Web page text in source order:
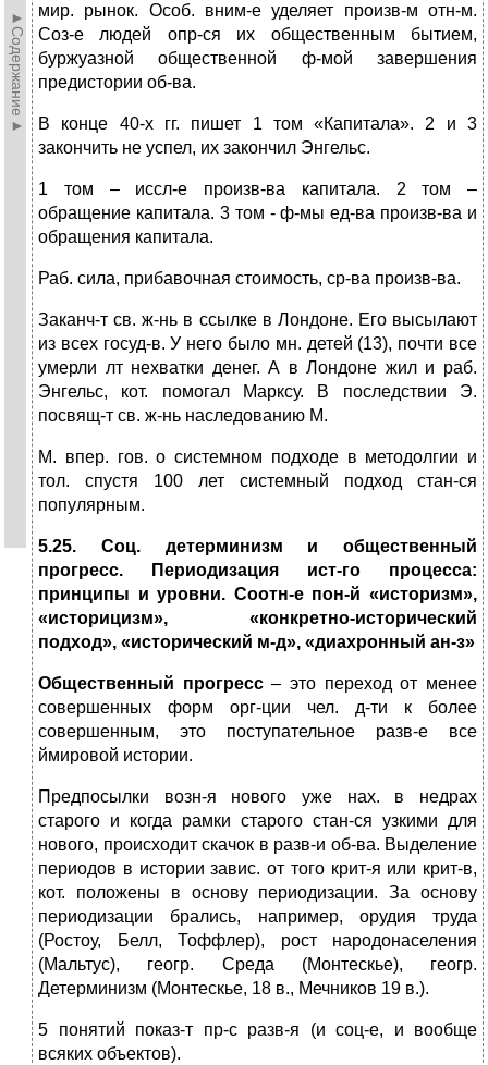
►Содержание►
мир. рынок. Особ. вним-е уделяет произв-м отн-м.
Соз-е людей опр-ся их общественным бытием,
буржуазной общественной ф-мой завершения
предистории об-ва.
В конце 40-х гг. пишет 1 том «Капитала». 2 и 3
закончить не успел, их закончил Энгельс.
1 том – иссл-е произв-ва капитала. 2 том –
обращение капитала. 3 том - ф-мы ед-ва произв-ва и
обращения капитала.
Раб. сила, прибавочная стоимость, ср-ва произв-ва.
Заканч-т св. ж-нь в ссылке в Лондоне. Его высылают
из всех госуд-в. У него было мн. детей (13), почти все
умерли лт нехватки денег. А в Лондоне жил и раб.
Энгельс, кот. помогал Марксу. В последствии Э.
посвящ-т св. ж-нь наследованию М.
М. впер. гов. о системном подходе в методолгии и
тол. спустя 100 лет системный подход стан-ся
популярным.
5.25. Соц. детерминизм и общественный
прогресс. Периодизация ист-го процесса:
принципы и уровни. Соотн-е пон-й «историзм»,
«историцизм», «конкретно-исторический
подход», «исторический м-д», «диахронный ан-з»
Общественный прогресс– это переход от менее
совершенных форм орг-ции чел. д-ти к более
совершенным, это поступательное разв-е все
ймировой истории.
Предпосылки возн-я нового уже нах. в недрах
старого и когда рамки старого стан-ся узкими для
нового, происходит скачок в разв-и об-ва. Выделение
периодов в истории завис. от того крит-я или крит-в,
кот. положены в основу периодизации. За основу
периодизации брались, например, орудия труда
(Ростоу, Белл, Тоффлер), рост народонаселения
(Мальтус), геогр. Среда (Монтескье), геогр.
Детерминизм (Монтескье, 18 в., Мечников 19 в.).
5 понятий показ-т пр-с разв-я (и соц-е, и вообще
всяких объектов).